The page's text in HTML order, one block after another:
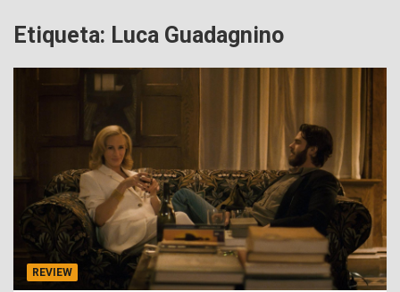
Etiqueta: Luca Guadagnino
REVIEW